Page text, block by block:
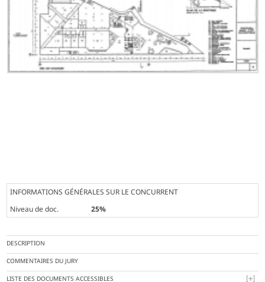
INFORMATIONS GÉNÉRALES SUR LE CONCURRENT
Niveau de doc.
25%
DESCRIPTION
COMMENTAIRES DU JURY
LISTE DES DOCUMENTS ACCESSIBLES